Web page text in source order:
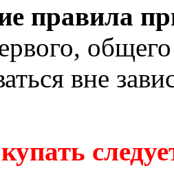
правила
вне